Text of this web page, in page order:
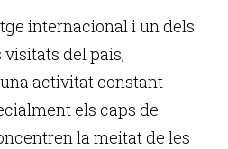
internacional i un dels
del país,
activitat constant
els caps de
la meitat de les